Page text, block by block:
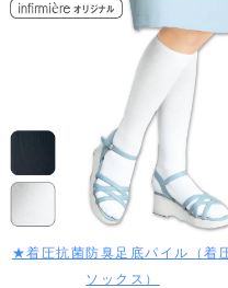
★着圧抗菌防臭足底パイル（着
ソックス）